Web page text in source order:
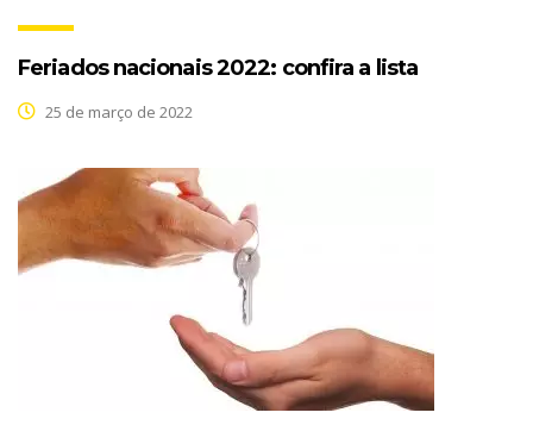
Feriados nacionais 2022: confira a lista
25 de março de 2022